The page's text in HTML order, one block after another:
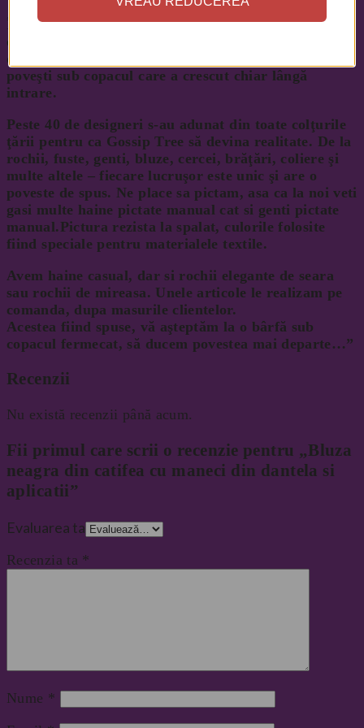
În Gossip Tree atmosfera nu este cea a unui magazin
obișnuit, ci mai degrabă unui locușor desprins parcă
din țara minunilor, unde decorul te îndeamnă la
poveşti sub copacul care a crescut chiar lângă
intrare.
Peste 40 de designeri s-au adunat din toate colţurile
ţării pentru ca Gossip Tree să devina realitate. De la
rochii, fuste, genti, bluze, cercei, brăţări, coliere şi
multe altele – fiecare lucruşor este unic şi are o
poveste de spus. Ne place sa pictam, asa ca la noi veti
gasi multe haine pictate manual cat si genti pictate
manual.Pictura rezista la spalat, culorile folosite
fiind speciale pentru materialele textile.
Avem haine casual, dar si rochii elegante de seara
sau rochii de mireasa. Unele articole le realizam pe
comanda, dupa masurile clientelor.
Acestea fiind spuse, vă aşteptăm la o bârfă sub
copacul fermecat, să ducem povestea mai departe…”
Recenzii
Nu există recenzii până acum.
Fii primul care scrii o recenzie pentru „Bluza
neagra din catifea cu maneci din dantela si
aplicatii”
Evaluarea ta
Recenzia ta *
Nume *